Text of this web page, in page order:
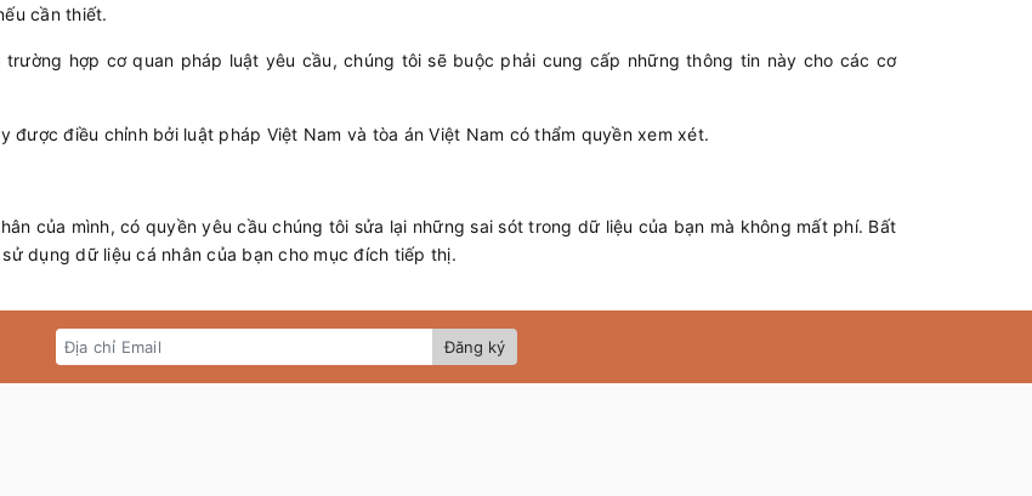
cần thiết.
hợp cơ quan pháp luật yêu cầu, chúng tôi sẽ buộc phải cung cấp những thông tin này cho các cơ
được điều chỉnh bởi luật pháp Việt Nam và tòa án Việt Nam có thẩm quyền xem xét.
của mình, có quyền yêu cầu chúng tôi sửa lại những sai sót trong dữ liệu của bạn mà không mất phí. Bất
dụng dữ liệu cá nhân của bạn cho mục đích tiếp thị.
Đăng ký